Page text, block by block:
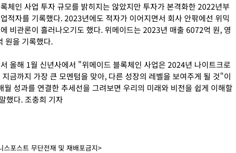
체인 사업 투자 규모를 밝히지는 않았지만 투자가 본격화한 2022년부
적자를 기록했다. 2023년에도 적자가 이어지면서 회사 안팎에선 위믹
비관론이 흘러나오기도 했다. 위메이드는 2023년 매출 6072억 원, 영
원을 기록했다.
올해 1월 신년사에서 "위메이드 블록체인 사업은 2024년 나이트크로
금까지 가장 큰 모멘텀을 맞아, 다른 성장의 레벨을 보여주게 될 것"이
월 성과를 연결한 추세선을 그려보면 우리의 미래와 비전을 쉽게 이해할
했다. 조충희 기자
스포스트 무단전재 및 재배포금지>